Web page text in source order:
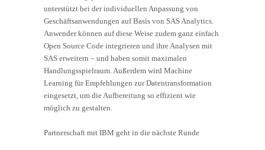
unterstützt bei der individuellen Anpassung von
Geschäftsanwendungen auf Basis von SAS Analytics.
Anwender können auf diese Weise zudem ganz einfach
Open Source Code integrieren und ihre Analysen mit
SAS erweitern – und haben somit maximalen
Handlungsspielraum. Außerdem wird Machine
Learning für Empfehlungen zur Datentransformation
eingesetzt, um die Aufbereitung so effizient wie
möglich zu gestalten.
Partnerschaft mit IBM geht in die nächste Runde